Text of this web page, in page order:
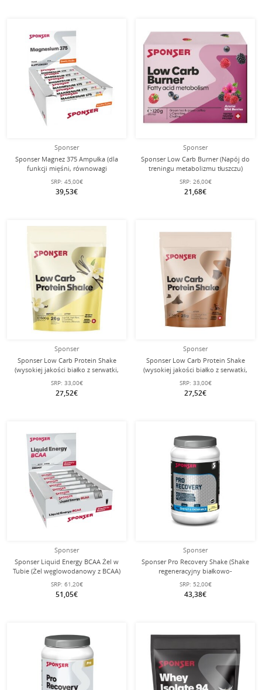
Sponser
Sponser Magnez 375 Ampułka (dla
funkcji mięśni, równowagi
elektrolitowej i metabolizmu
energetycznego) 30x25ml Pudełko
SRP: 45,00€
39,53€
Sponser
Sponser Low Carb Burner (Napój do
treningu metabolizmu tłuszczu)
20x6g Box
SRP: 26,00€
21,68€
Sponser
Sponser Low Carb Protein Shake
(wysokiej jakości białko z serwatki,
mleka i jaj, 300mg L-Karnityny na
porcję) Wanilia 500g worek
SRP: 33,00€
27,52€
Sponser
Sponser Low Carb Protein Shake
(wysokiej jakości białko z serwatki,
mleka i jaj, 300mg L-Karnityny na
porcję) Czekolada 500g worek
SRP: 33,00€
27,52€
Sponser
Sponser Liquid Energy BCAA Żel w
Tubie (Żel węglowodanowy z BCAA)
Truskawka/Banan 18x70g Box
SRP: 61,20€
51,05€
Sponser
Sponser Pro Recovery Shake (Shake
regeneracyjny białkowo-
węglowodanowy, 44–50%
zawartości białka) Wanilia 900g
puszka
SRP: 52,00€
43,38€